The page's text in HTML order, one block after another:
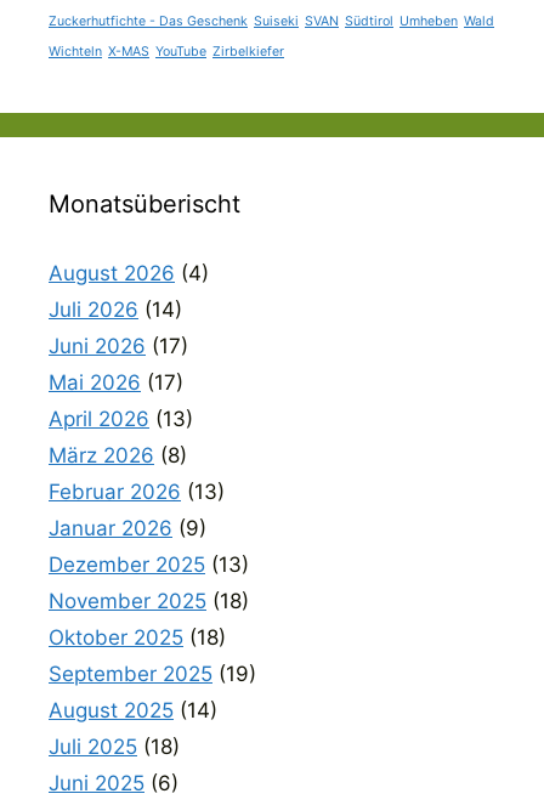
Zuckerhutfichte - Das Geschenk Suiseki SVAN Südtirol Umheben Wald
Wichteln X-MAS YouTube Zirbelkiefer
Monatsüberischt
August 2026 (4)
Juli 2026 (14)
Juni 2026 (17)
Mai 2026 (17)
April 2026 (13)
März 2026 (8)
Februar 2026 (13)
Januar 2026 (9)
Dezember 2025 (13)
November 2025 (18)
Oktober 2025 (18)
September 2025 (19)
August 2025 (14)
Juli 2025 (18)
Juni 2025 (6)